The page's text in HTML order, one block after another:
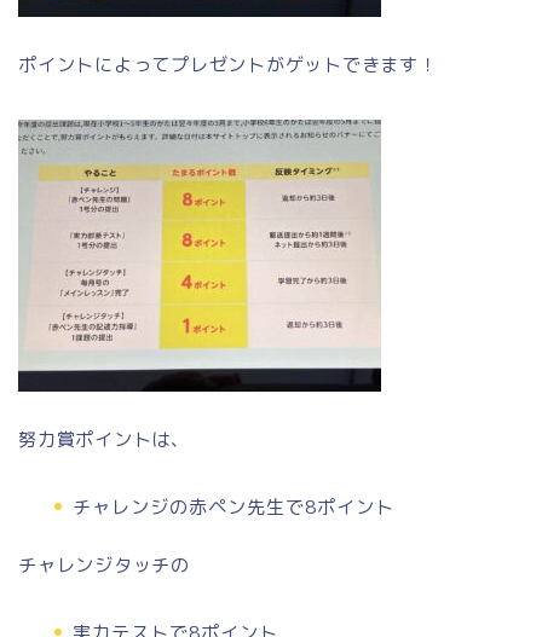
ポイントによってプレゼントがゲットできます！
努力賞ポイントは、
チャレンジの赤ペン先生で8ポイント
チャレンジタッチの